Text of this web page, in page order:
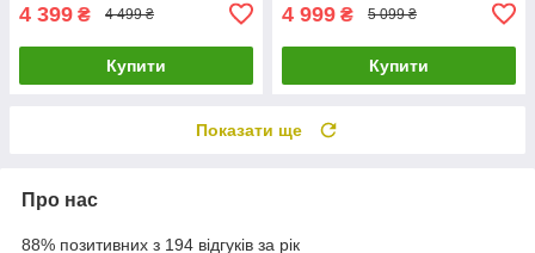
4 399 ₴ 4 499 ₴
Купити
4 999 ₴ 5 099 ₴
Купити
Показати ще
Про нас
88% позитивних з 194 відгуків за рік